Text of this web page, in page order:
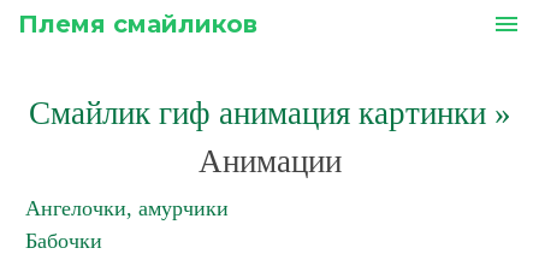
Племя смайликов menu
Смайлик гиф анимация картинки»
Анимации
Ангелочки, амурчики
Бабочки